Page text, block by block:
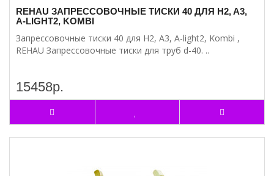
REHAU ЗАПРЕССОВОЧНЫЕ ТИСКИ 40 ДЛЯ H2, A3,
A-LIGHT2, KOMBI
Запрессовочные тиски 40 для H2, A3, A-light2, Kombi ,
REHAU Запрессовочные тиски для труб d-40. ..
15458р.